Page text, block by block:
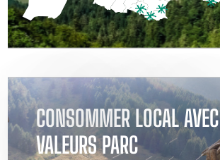
CONSOMMER LOCAL AVEC
VALEURS PARC